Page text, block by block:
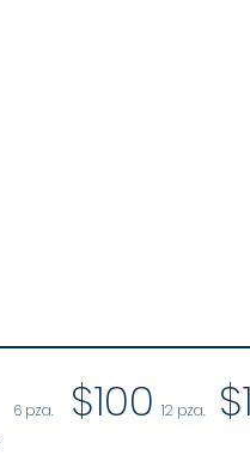
$100
6 pza. 12 pza.